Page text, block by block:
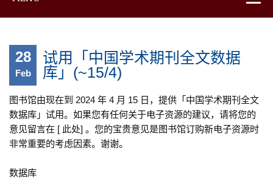
28
Feb
试用「中国学术期刊全文数据
库」(~15/4)
图书馆由现在到 2024 年 4 月 15 日，提供「中国学术期刊全文
数据库」试用。如果您有任何关于电子资源的建议，请将您的
意见留言在 [ 此处] 。您的宝贵意见是图书馆订购新电子资源时
非常重要的考虑因素。谢谢。
数据库